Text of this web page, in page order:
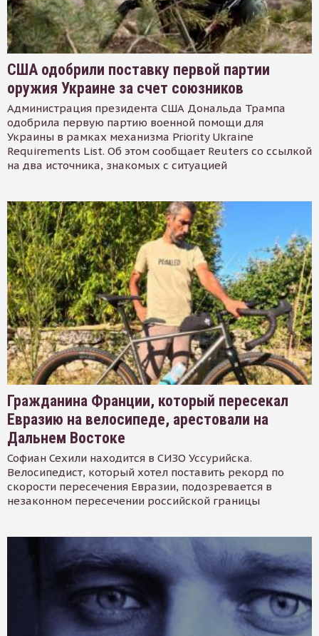
США одобрили поставку первой партии
оружия Украине за счет союзников
Администрация президента США Дональда Трампа
одобрила первую партию военной помощи для
Украины в рамках механизма Priority Ukraine
Requirements List. Об этом сообщает Reuters со ссылкой
на два источника, знакомых с ситуацией
Гражданина Франции, который пересекал
Евразию на велосипеде, арестовали на
Дальнем Востоке
Софиан Сехили находится в СИЗО Уссурийска.
Велосипедист, который хотел поставить рекорд по
скорости пересечения Евразии, подозревается в
незаконном пересечении российской границы